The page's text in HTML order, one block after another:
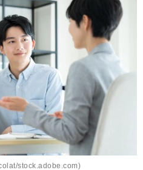
stock.adobe.com)